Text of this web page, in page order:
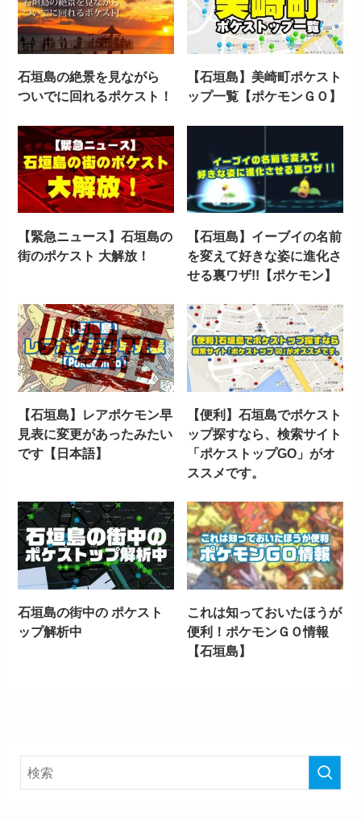
石垣島の絶景を見ながら
ついでに回れるポケスト！
【石垣島】美崎町ポケスト
ップ一覧【ポケモンＧＯ】
【緊急ニュース】石垣島の
街のポケスト 大解放！
【石垣島】イーブイの名前
を変えて好きな姿に進化さ
せる裏ワザ!!【ポケモン】
【石垣島】レアポケモン早
見表に変更があったみたい
です【日本語】
【便利】石垣島でポケスト
ップ探すなら、検索サイト
「ポケストップGO」がオ
ススメです。
石垣島の街中の ポケスト
ップ解析中
これは知っておいたほうが
便利！ポケモンＧＯ情報
【石垣島】